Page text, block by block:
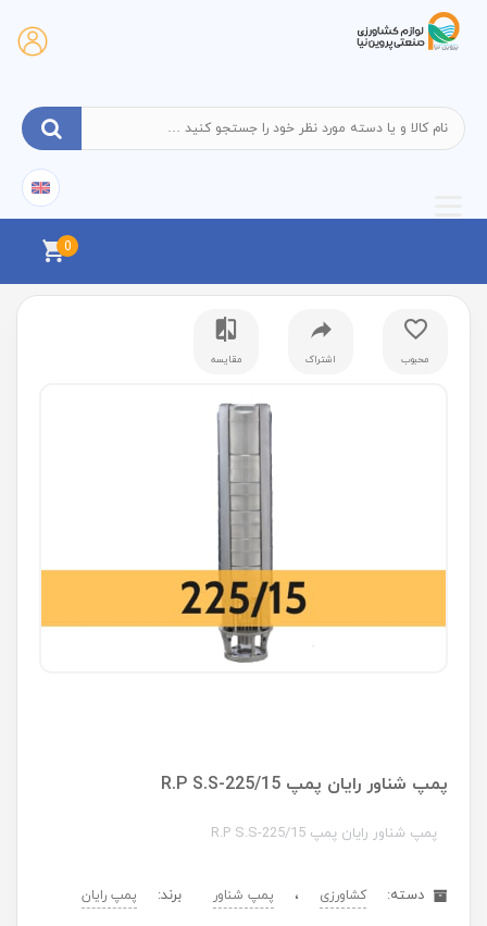
0
محبوب اشتراک مقایسه
پمپ شناور رایان پمپ R.P S.S-225/15
پمپ شناور رایان پمپ R.P S.S-225/15
دسته: کشاورزی ، پمپ شناور برند: پمپ رایان